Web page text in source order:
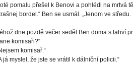
pomalu přešel k Benovi a pohlédl na mrtvá
bordel.“ Ben se usmál. „Jenom ve
dne pozdě večer seděl Ben doma s lahví
komisaři?“
komisař.“
já myslel, že jste se vrátil k dálniční policii.“